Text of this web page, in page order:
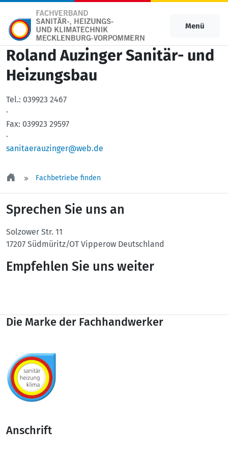
Menü
Roland Auzinger Sanitär- und
Heizungsbau
Tel.: 039923 2467
·
Fax: 039923 29597
·
sanitaerauzinger@web.de
Fachbetriebe finden
Sprechen Sie uns an
Solzower Str. 11
17207 Südmüritz/OT Vipperow Deutschland
Empfehlen Sie uns weiter
Die Marke der Fachhandwerker
Anschrift